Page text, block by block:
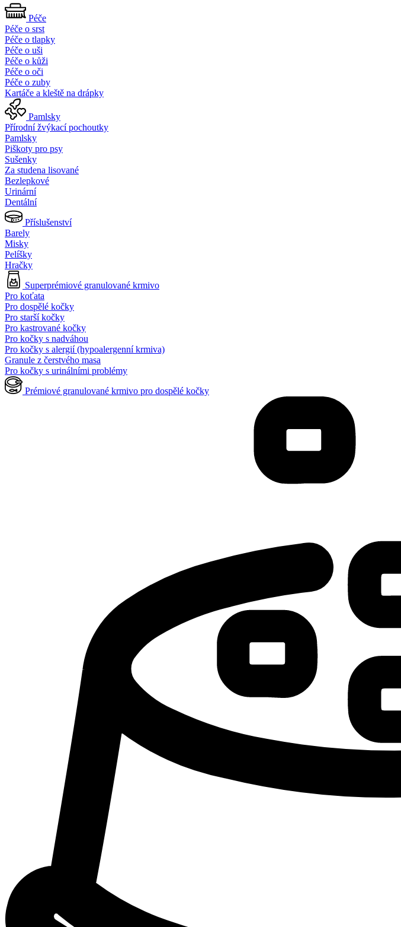
Péče
Péče o srst
Péče o tlapky
Péče o uši
Péče o kůži
Péče o oči
Péče o zuby
Kartáče a kleště na drápky
Pamlsky
Přírodní žvýkací pochoutky
Pamlsky
Piškoty pro psy
Sušenky
Za studena lisované
Bezlepkové
Urinární
Dentální
Příslušenství
Barely
Misky
Pelíšky
Hračky
Superprémiové granulované krmivo
Pro koťata
Pro dospělé kočky
Pro starší kočky
Pro kastrované kočky
Pro kočky s nadváhou
Pro kočky s alergií (hypoalergenní krmiva)
Granule z čerstvého masa
Pro kočky s urinálními problémy
Prémiové granulované krmivo pro dospělé kočky